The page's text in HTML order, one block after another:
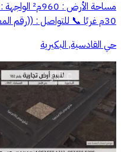
30م غربًا 📞 للتواصل : ((رقم المعلن يظهر عند التواصل))556111
حي القادسية, البكيرية